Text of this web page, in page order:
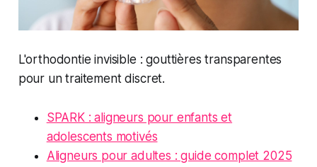
L'orthodontie invisible : gouttières transparentes
pour un traitement discret.
SPARK : aligneurs pour enfants et
adolescents motivés
Aligneurs pour adultes : guide complet 2025